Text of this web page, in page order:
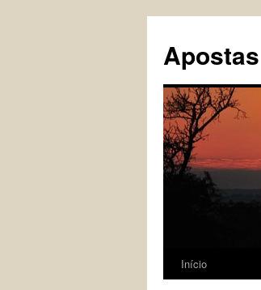
conteúdo
Início